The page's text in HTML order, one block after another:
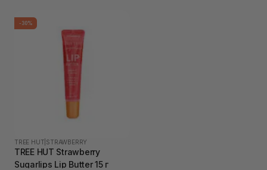
-30%
TREE HUT STRAWBERRY
TREE HUT Strawberry
Sugarlips Lip Butter 15 г